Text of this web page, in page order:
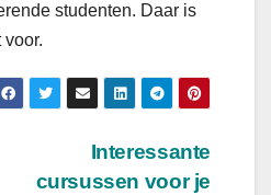
studenten. Daar is
Interessante
cursussen voor je